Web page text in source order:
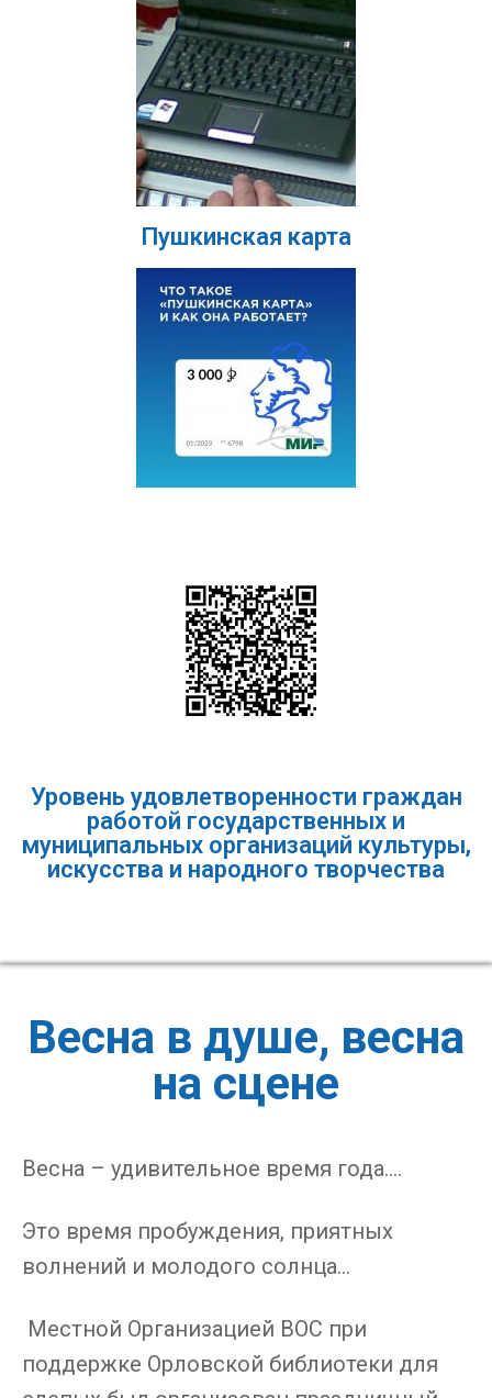
Пушкинская карта
Уровень удовлетворенности граждан
работой государственных и
муниципальных организаций культуры,
искусства и народного творчества
Весна в душе, весна
на сцене
Весна – удивительное время года….
Это время пробуждения, приятных
волнений и молодого солнца…
Местной Организацией ВОС при
поддержке Орловской библиотеки для